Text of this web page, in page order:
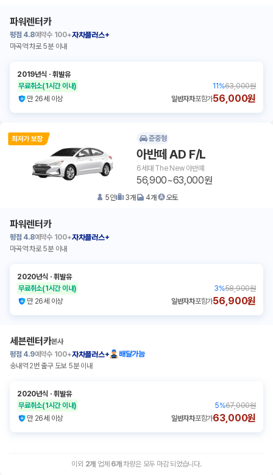
파워렌터카
평점 4.8예약수 100+자차플러스+
마곡역 차로 5분 이내
2019년식 ㆍ휘발유
무료취소(1시간 이내) 11 %63,000원
만 26세 이상
일반자차포함가56,000원
준중형
아반떼 AD F/L
6세대 The New 아반뗴
56,900~63,000원
5인 3개 4개 오토
파워렌터카
평점 4.8예약수 100+자차플러스+
마곡역 차로 5분 이내
2020년식 ㆍ휘발유
무료취소(1시간 이내) 3%58,900원
만 26세 이상
일반자차포함가56,900원
세븐렌터카본사
평점 4.9예약수 100+자차플러스+
배달가능
송내역 2번 출구 도보 5분 이내
2020년식 ㆍ휘발유
무료취소(1시간 이내) 5%67,000원
만 26세 이상
일반자차포함가63,000원
이외 2개 업체 6개 차량은 모두 마감 되었습니다.